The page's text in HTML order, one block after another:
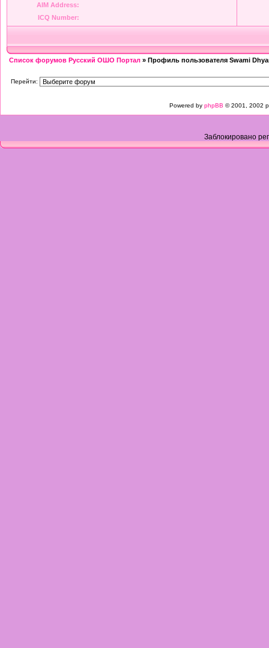
AIM Address:
ICQ Number:
Список форумов Русский ОШО Портал » Профиль пользователя Swami
Перейти:
Powered by phpBB © 2001, 2002
Заблокировано